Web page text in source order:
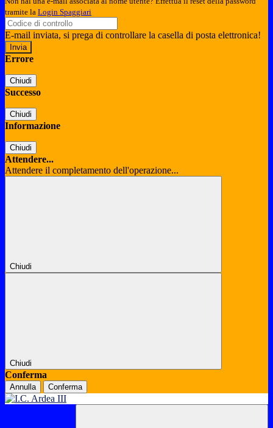
tramite la Login Spaggiari
E-mail inviata, si prega di controllare la casella di posta elettronica!
Errore
Chiudi
Successo
Chiudi
Informazione
Chiudi
Attendere...
Attendere il completamento dell'operazione...
Chiudi
Chiudi
Conferma
Annulla Conferma